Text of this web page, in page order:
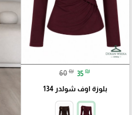
60 ₪ 35 ₪
بلوزة اوف شولدر 134